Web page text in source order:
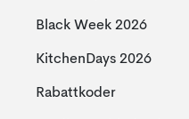
Black Week 2026
KitchenDays 2026
Rabattkoder